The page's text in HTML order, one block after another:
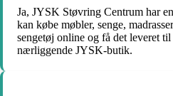
Ja, JYSK Støvring Centrum har
kan købe møbler, senge,
sengetøj online og få det leveret til
nærliggende JYSK-butik.